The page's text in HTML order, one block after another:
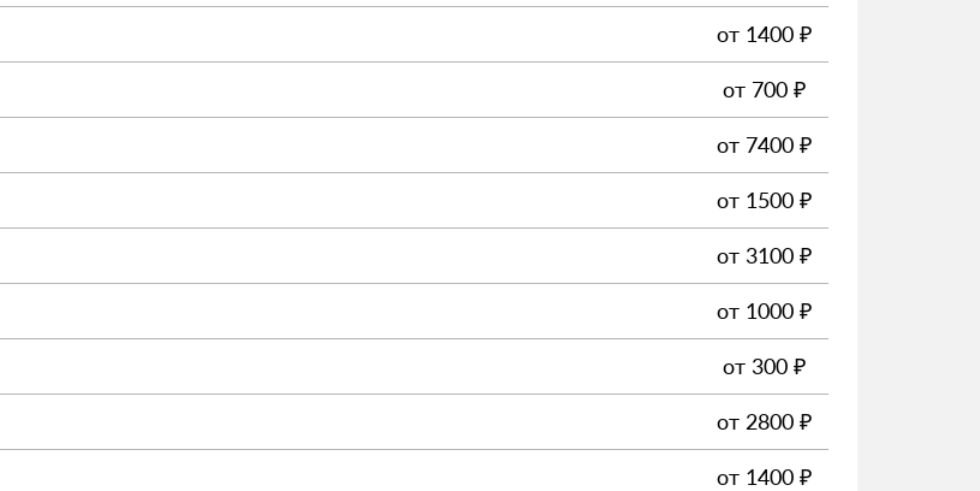
от 1400 ₽
от 700 ₽
от 7400 ₽
от 1500 ₽
от 3100 ₽
от 1000 ₽
от 300 ₽
от 2800 ₽
от 1400 ₽